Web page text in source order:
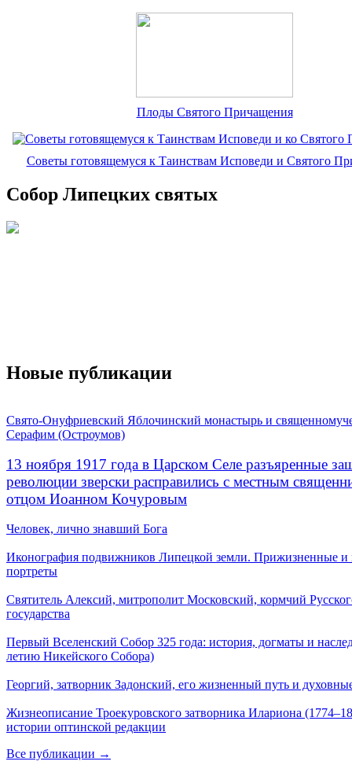
Плоды Святого Причащения
Советы готовящемуся к Таинствам Исповеди и Святого
Собор Липецких святых
Новые публикации
Свято-Онуфриевский Яблочинский монастырь и
Серафим (Остроумов)
13 ноября 1917 года в Царском Селе разъяренные
революции зверски расправились с местным
отцом Иоанном Кочуровым
Человек, лично знавший Бога
Иконография подвижников Липецкой земли. Прижизненные и
портреты
Святитель Алексий, митрополит Московский, кормчий
государства
Первый Вселенский Собор 325 года: история, догматы и
летию Никейского Собора)
Георгий, затворник Задонский, его жизненный путь и
Жизнеописание Троекуровского затворника Илариона
истории оптинской редакции
Все публикации →